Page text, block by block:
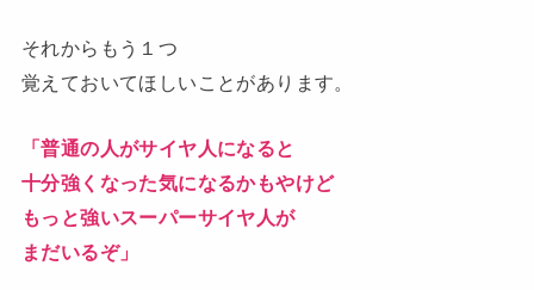
それからもう１つ
覚えておいてほしいことがあります。
「普通の人がサイヤ人になると
十分強くなった気になるかもやけど
もっと強いスーパーサイヤ人が
まだいるぞ」